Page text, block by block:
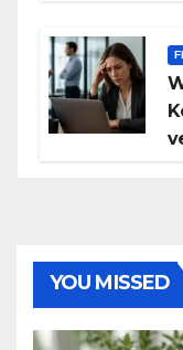
YOU MISSED